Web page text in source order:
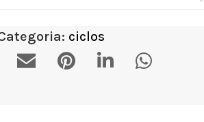
ciclos